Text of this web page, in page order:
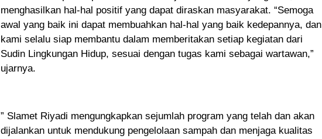
menghasilkan hal-hal positif yang dapat diraskan masyarakat. “Semoga
awal yang baik ini dapat membuahkan hal-hal yang baik kedepannya, dan
kami selalu siap membantu dalam memberitakan setiap kegiatan dari
Sudin Lingkungan Hidup, sesuai dengan tugas kami sebagai wartawan,”
ujarnya.
” Slamet Riyadi mengungkapkan sejumlah program yang telah dan akan
dijalankan untuk mendukung pengelolaan sampah dan menjaga kualitas